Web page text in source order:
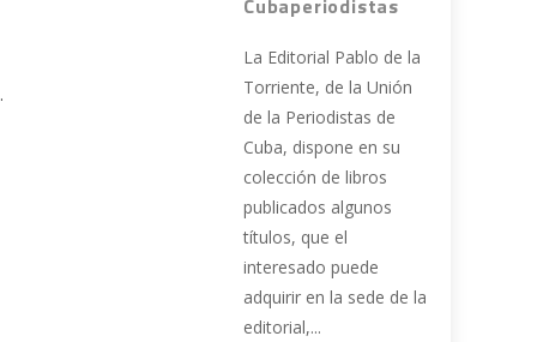
Cubaperiodistas
La Editorial Pablo de la
Torriente, de la Unión
de la Periodistas de
Cuba, dispone en su
colección de libros
publicados algunos
títulos, que el
interesado puede
adquirir en la sede de la
editorial,...